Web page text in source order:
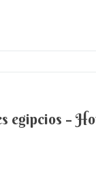
egipcios –